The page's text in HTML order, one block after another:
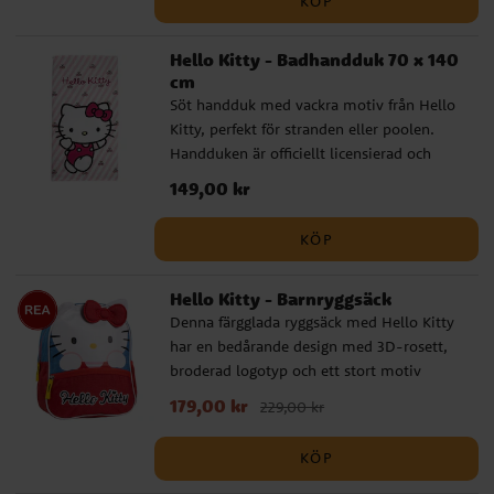
utflykt. Kepsen är tillverkad i en mjuk och
har en omkrets på 53 cm och är justerbar
baktill, vilket gör att den passar barn i
åldern ca 4 till 6 år. Detta är en officiellt
licensierad produkt från tillverkaren Cerdá.
Hello Kitty - Badhandduk 70 x 140
cm
Söt handduk med vackra motiv från Hello
Kitty, perfekt för stranden eller poolen.
Handduken är officiellt licensierad och
tillverkad av 100 % snabbtorkande
polyester. Med sina mått på 70 x 140 cm
eller att sola på. Ett måste för alla fans av
Pris:149,00 kr
149,00 kr
KÖP
Hello Kitty - Barnryggsäck
Denna färgglada ryggsäck med Hello Kitty
har en bedårande design med 3D-rosett,
broderad logotyp och ett stort motiv
framtill. Den är tillverkad i slitstark
polyester och är både praktisk och bekväm
för små barn som vill bära sina egna saker.
Ryggsäcken har justerbara och vadderade
Nuvarande pris:179,00 kr
179,00 kr 229,00 kr
KÖP